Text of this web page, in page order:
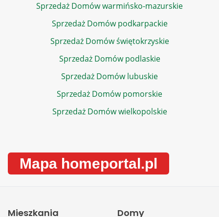
Sprzedaż Domów warmińsko-mazurskie
Sprzedaż Domów podkarpackie
Sprzedaż Domów świętokrzyskie
Sprzedaż Domów podlaskie
Sprzedaż Domów lubuskie
Sprzedaż Domów pomorskie
Sprzedaż Domów wielkopolskie
Mapa homeportal.pl
Mieszkania Domy